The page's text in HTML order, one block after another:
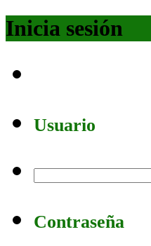
Inicia sesión
Usuario
Contraseña